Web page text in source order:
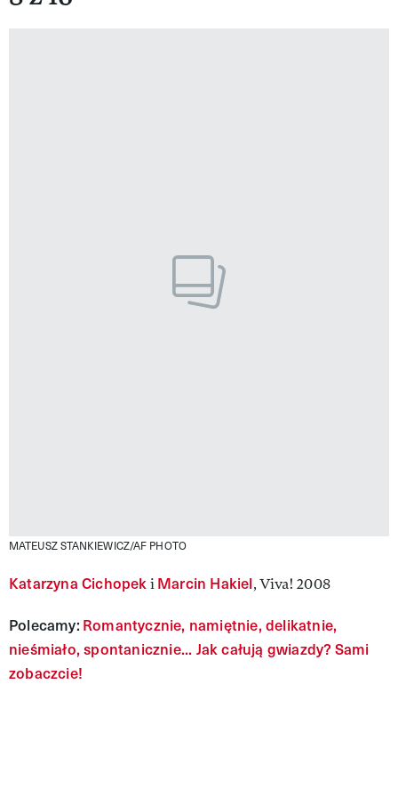
MATEUSZ STANKIEWICZ/AF PHOTO
Katarzyna CichopekiMarcin Hakiel, Viva! 2008
Polecamy: Romantycznie, namiętnie, delikatnie,
nieśmiało, spontanicznie... Jak całują gwiazdy? Sami
zobaczcie!